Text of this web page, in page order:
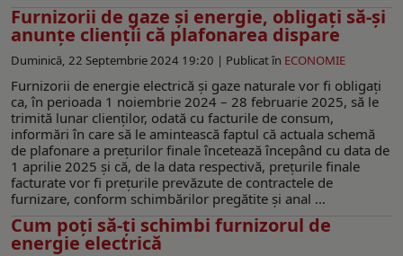
Furnizorii de gaze și energie, obligați să-și
anunțe clienții că plafonarea dispare
Duminică, 22 Septembrie 2024 19:20 | Publicat în ECONOMIE
Furnizorii de energie electrică și gaze naturale vor fi obligați
ca, în perioada 1 noiembrie 2024 – 28 februarie 2025, să le
trimită lunar clienților, odată cu facturile de consum,
informări în care să le amintească faptul că actuala schemă
de plafonare a prețurilor finale încetează începând cu data de
1 aprilie 2025 și că, de la data respectivă, prețurile finale
facturate vor fi prețurile prevăzute de contractele de
furnizare, conform schimbărilor pregătite și anal ...
Cum poți să-ţi schimbi furnizorul de
energie electrică